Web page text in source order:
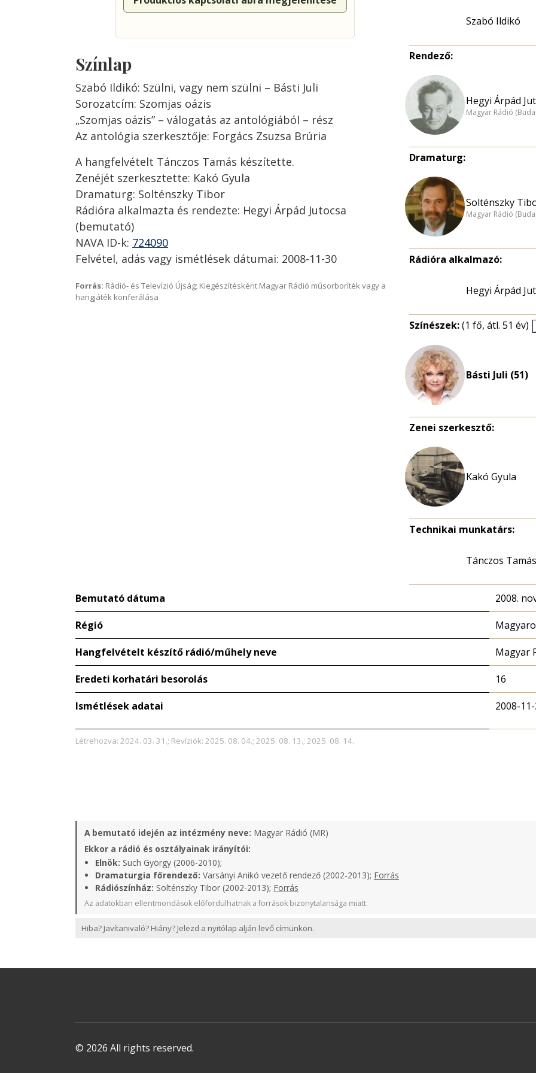
Színlap
Szabó Ildikó: Szülni, vagy nem szülni – Básti Juli
Sorozatcím: Szomjas oázis
„Szomjas oázis” – válogatás az antológiából – rész
Az antológia szerkesztője: Forgács Zsuzsa Brúria
A hangfelvételt Tánczos Tamás készítette.
Zenéjét szerkesztette: Kakó Gyula
Dramaturg: Solténszky Tibor
Rádióra alkalmazta és rendezte: Hegyi Árpád Jutocsa
(bemutató)
NAVA ID-k: 724090
Felvétel, adás vagy ismétlések dátumai: 2008-11-30
Forrás: Rádió- és Televízió Újság; Kiegészítésként Magyar Rádió műsorboríték vagy a
hangjáték konferálása
Szabó Ildikó
Rendező:
Hegyi Árpád
Magyar Rádió
Dramaturg:
Solténszky
Magyar Rádió
Rádióra alkalmazó:
Hegyi Árpád
Színészek:(1 fő, átl. 51 év)
Básti Juli (51)
Zenei szerkesztő:
Kakó Gyula
Technikai munkatárs:
Tánczos Tamás
Bemutató dátuma 2008.
Régió
Hangfelvételt készítő rádió/műhely neve Magyar
Eredeti korhatári besorolás 16
Ismétlések adatai 2008-
Létrehozva: 2024. 03. 31.; Revíziók: 2025. 08. 04.; 2025. 08. 13.; 2025. 08. 14.
A bemutató idején az intézmény neve: Magyar Rádió (MR)
Ekkor a rádió és osztályainak irányítói:
Elnök: Such György (2006-2010);
Dramaturgia főrendező: Varsányi Anikó vezető rendező (2002-2013); Forrás
Rádiószínház: Solténszky Tibor (2002-2013); Forrás
Az adatokban ellentmondások előfordulhatnak a források bizonytalansága miatt.
Hiba? Javítanivaló? Hiány? Jelezd a nyitólap alján levő címünkön.
© 2026 All rights reserved.